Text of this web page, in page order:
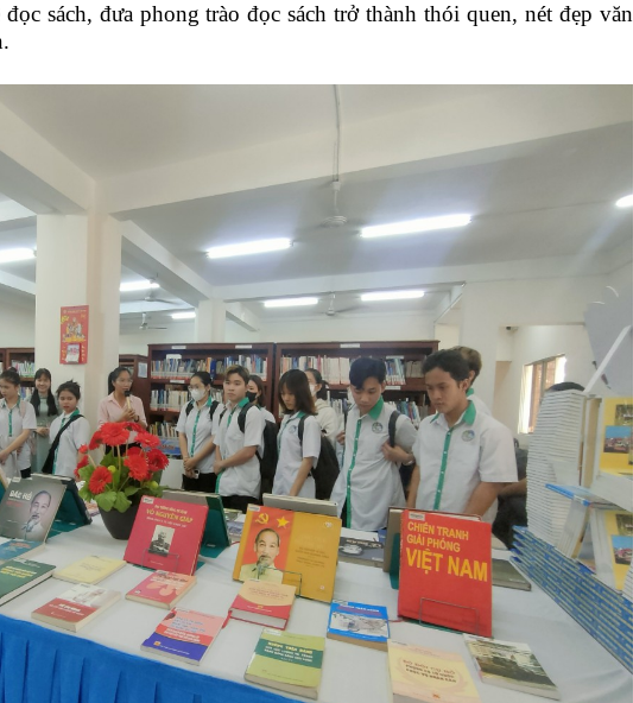
sách, đưa phong trào đọc sách trở thành thói quen, nét đẹp văn